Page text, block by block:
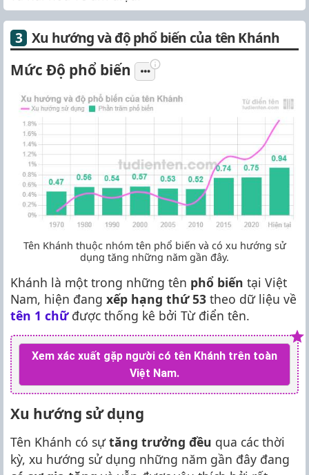
Xu hướng và độ phổ biến của tên Khánh
Mức Độ phổ biến
Tên Khánh thuộc nhóm tên phổ biến và có xu hướng sử
dụng tăng những năm gần đây.
Khánh là một trong những tên phổ biến tại Việt
Nam, hiện đang xếp hạng thứ 53 theo dữ liệu về
tên 1 chữđược thống kê bởi Từ điển tên.
Xem xác xuất gặp người có tên Khánh trên toàn
Việt Nam.
Xu hướng sử dụng
Tên Khánh có sựtăng trưởng đều qua các thời
kỳ, xu hướng sử dụng những năm gần đây đang